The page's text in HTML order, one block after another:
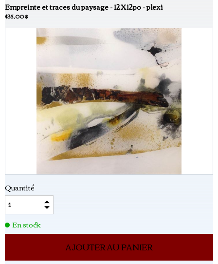
Empreinte et traces du paysage - 12X12po - plexi
435,00 $
Quantité
En stock